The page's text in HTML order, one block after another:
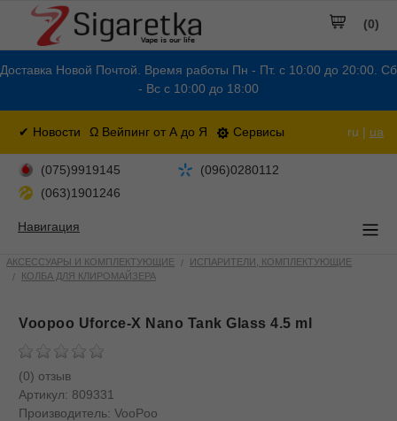
Доставка Новой Почтой. Время работы Пн - Пт. с 10:00 до 20:00. Сб
- Вс с 10:00 до 18:00
✔ Новости Ω Вейпинг от А до Я Сервисы ru | ua
(0)
(075)9919145
(096)0280112
(063)1901246
Навигация
АКСЕССУАРЫ И КОМПЛЕКТУЮЩИЕ
ИСПАРИТЕЛИ, КОМПЛЕКТУЮЩИЕ
КОЛБА ДЛЯ КЛИРОМАЙЗЕРА
Voopoo Uforce-X Nano Tank Glass 4.5 ml
(0) отзыв
Артикул: 809331
Производитель: VooPoo